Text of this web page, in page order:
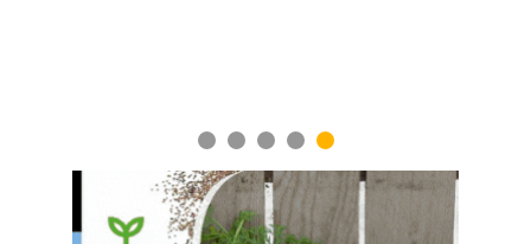
1 2 3 4 5